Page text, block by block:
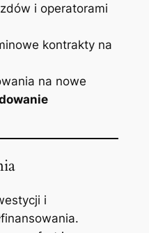
i operatorami
kontrakty na
na nowe
i